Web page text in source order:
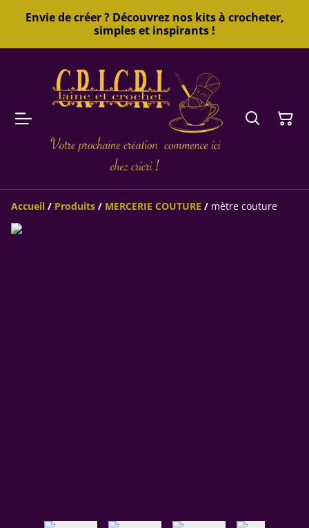
Envie de créer ? Découvrez nos kits à crocheter,
simples et inspirants !
Accueil / Produits / MERCERIE COUTURE / mètre couture